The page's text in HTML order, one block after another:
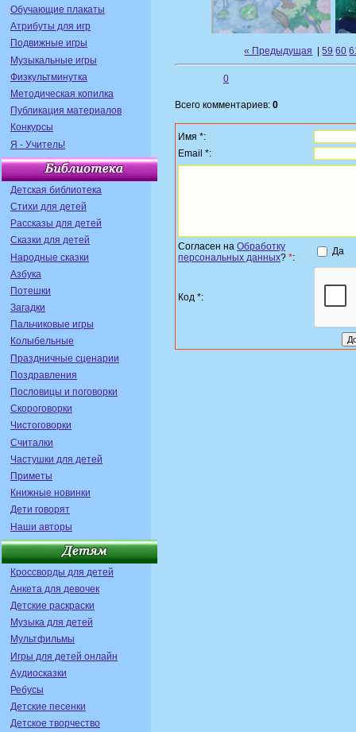
Обучающие плакаты
Атрибуты для игр
Подвижные игры
Музыкальные игры
Физкультминутка
Методическая копилка
Публикация материалов
Конкурсы
Я - Учитель!
Детская библиотека
Стихи для детей
Рассказы для детей
Сказки для детей
Народные сказки
Азбука
Потешки
Загадки
Пальчиковые игры
Колыбельные
Праздничные сценарии
Поздравления
Пословицы и поговорки
Скороговорки
Чистоговорки
Считалки
Частушки для детей
Приметы
Книжные новинки
Дети говорят
Наши авторы
Кроссворды для детей
Анкета для девочек
Детские раскраски
Музыка для детей
Мультфильмы
Игры для детей онлайн
Аудиосказки
Ребусы
Детские песенки
Детское творчество
« Предыдущая |59 60
0
Всего комментариев: 0
Имя *:
Email *:
Согласен на Обработку
персональных данных? *:
Да
Код *: